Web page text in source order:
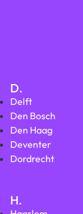
D.
Delft
Den Bosch
Den Haag
Deventer
Dordrecht
H.